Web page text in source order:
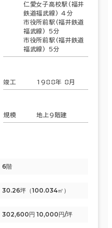
仁愛女子高校駅(福井
鉄道福武線) 4分
市役所前駅(福井鉄道
福武線) 5分
市役所前駅(福井鉄道
福武線) 5分
竣工 1988年 8月
規模 地上9階建
6階
30.26坪（100.034㎡）
302,600円 10,000円/坪